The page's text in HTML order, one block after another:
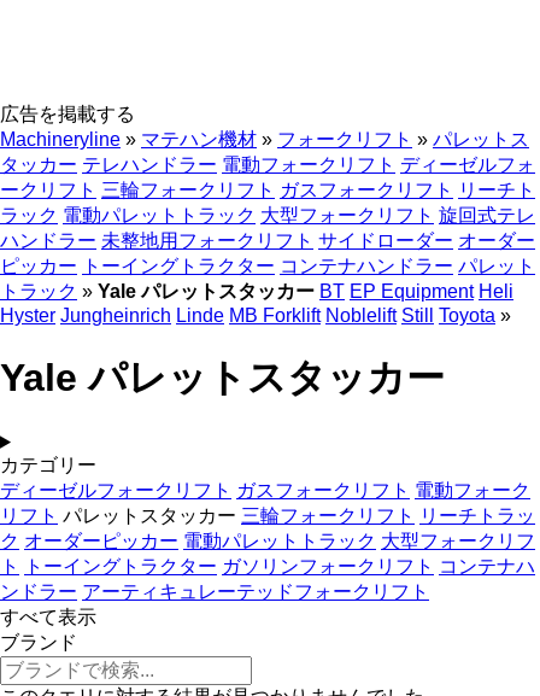
広告を掲載する
Machineryline » マテハン機材 » フォークリフト » パレットス
タッカー テレハンドラー 電動フォークリフト ディーゼルフォ
ークリフト 三輪フォークリフト ガスフォークリフト
リーチト
ラック 電動パレットトラック 大型フォークリフト 旋回式テレ
ハンドラー 未整地用フォークリフト サイドローダー オーダー
ピッカー
トーイングトラクター コンテナハンドラー パレット
トラック » Yale パレットスタッカー BT EP Equipment Heli
Hyster Jungheinrich Linde MB Forklift Noblelift Still Toyota »
Yale パレットスタッカー
カテゴリー
ディーゼルフォークリフト ガスフォークリフト 電動フォーク
リフト パレットスタッカー 三輪フォークリフト
リーチトラッ
ク オーダーピッカー 電動パレットトラック 大型フォークリフ
ト
トーイングトラクター ガソリンフォークリフト コンテナハ
ンドラー アーティキュレーテッドフォークリフト
すべて表示
ブランド